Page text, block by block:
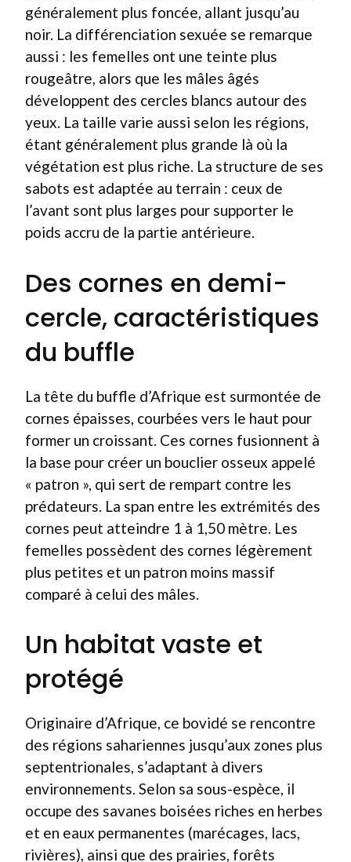
généralement plus foncée, allant jusqu’au
noir. La différenciation sexuée se remarque
aussi : les femelles ont une teinte plus
rougeâtre, alors que les mâles âgés
développent des cercles blancs autour des
yeux. La taille varie aussi selon les régions,
étant généralement plus grande là où la
végétation est plus riche. La structure de ses
sabots est adaptée au terrain : ceux de
l’avant sont plus larges pour supporter le
poids accru de la partie antérieure.
Des cornes en demi-
cercle, caractéristiques
du buffle
La tête du buffle d’Afrique est surmontée de
cornes épaisses, courbées vers le haut pour
former un croissant. Ces cornes fusionnent à
la base pour créer un bouclier osseux appelé
« patron », qui sert de rempart contre les
prédateurs. La span entre les extrémités des
cornes peut atteindre 1 à 1,50 mètre. Les
femelles possèdent des cornes légèrement
plus petites et un patron moins massif
comparé à celui des mâles.
Un habitat vaste et
protégé
Originaire d’Afrique, ce bovidé se rencontre
des régions sahariennes jusqu’aux zones plus
septentrionales, s’adaptant à divers
environnements. Selon sa sous-espèce, il
occupe des savanes boisées riches en herbes
et en eaux permanentes (marécages, lacs,
rivières), ainsi que des prairies, forêts